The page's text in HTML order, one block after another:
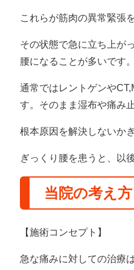
これらが筋肉の異常緊張
その状態で急に立ち上が
腰になることが多いです。
通常ではレントゲンや
す。そのまま湿布や痛み
根本原因を解決しないか
ぎっくり腰を患うと、以
当院の考え方
【施術コンセプト】
急な痛みに対しての治療